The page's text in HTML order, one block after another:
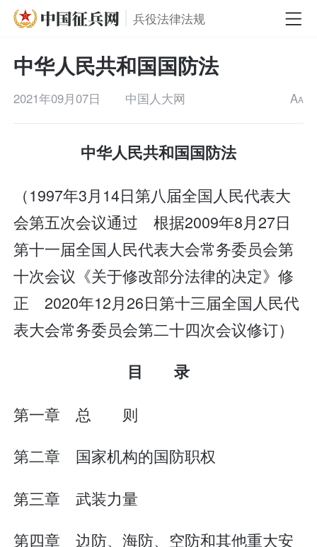
兵役法律法规
中华人民共和国国防法
2021年09月07日 中国人大网 AA
中华人民共和国国防法
（1997年3月14日第八届全国人民代表大
会第五次会议通过 根据2009年8月27日
第十一届全国人民代表大会常务委员会第
十次会议《关于修改部分法律的决定》修
正 2020年12月26日第十三届全国人民代
表大会常务委员会第二十四次会议修订）
目 录
第一章 总 则
第二章 国家机构的国防职权
第三章 武装力量
第四章 边防、海防、空防和其他重大安